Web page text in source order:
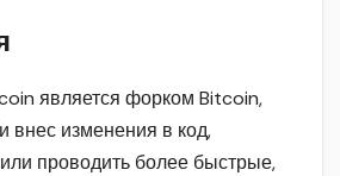
является форком Bitcoin,
внес изменения в код,
проводить более быстрые,